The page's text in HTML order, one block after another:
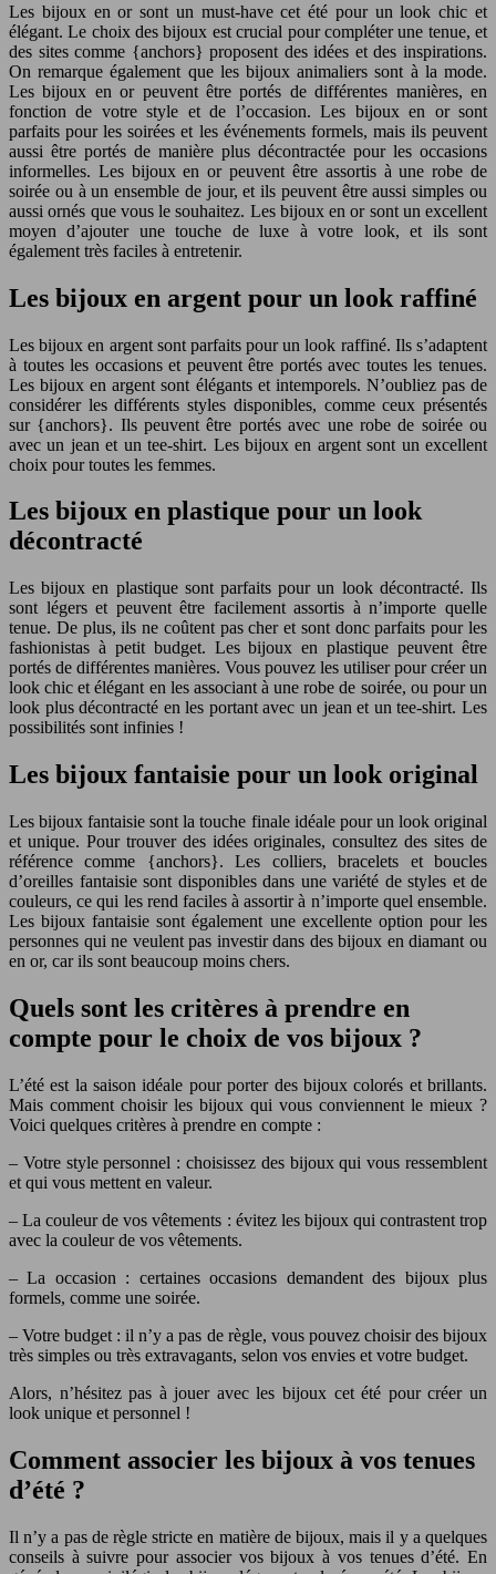
Les bijoux en or sont un must-have cet été pour un look chic et
élégant. Le choix des bijoux est crucial pour compléter une tenue, et
des sites comme {anchors} proposent des idées et des inspirations.
On remarque également que les bijoux animaliers sont à la mode.
Les bijoux en or peuvent être portés de différentes manières, en
fonction de votre style et de l’occasion. Les bijoux en or sont
parfaits pour les soirées et les événements formels, mais ils peuvent
aussi être portés de manière plus décontractée pour les occasions
informelles. Les bijoux en or peuvent être assortis à une robe de
soirée ou à un ensemble de jour, et ils peuvent être aussi simples ou
aussi ornés que vous le souhaitez. Les bijoux en or sont un excellent
moyen d’ajouter une touche de luxe à votre look, et ils sont
également très faciles à entretenir.
Les bijoux en argent pour un look raffiné
Les bijoux en argent sont parfaits pour un look raffiné. Ils s’adaptent
à toutes les occasions et peuvent être portés avec toutes les tenues.
Les bijoux en argent sont élégants et intemporels. N’oubliez pas de
considérer les différents styles disponibles, comme ceux présentés
sur {anchors}. Ils peuvent être portés avec une robe de soirée ou
avec un jean et un tee-shirt. Les bijoux en argent sont un excellent
choix pour toutes les femmes.
Les bijoux en plastique pour un look
décontracté
Les bijoux en plastique sont parfaits pour un look décontracté. Ils
sont légers et peuvent être facilement assortis à n’importe quelle
tenue. De plus, ils ne coûtent pas cher et sont donc parfaits pour les
fashionistas à petit budget. Les bijoux en plastique peuvent être
portés de différentes manières. Vous pouvez les utiliser pour créer un
look chic et élégant en les associant à une robe de soirée, ou pour un
look plus décontracté en les portant avec un jean et un tee-shirt. Les
possibilités sont infinies !
Les bijoux fantaisie pour un look original
Les bijoux fantaisie sont la touche finale idéale pour un look original
et unique. Pour trouver des idées originales, consultez des sites de
référence comme {anchors}. Les colliers, bracelets et boucles
d’oreilles fantaisie sont disponibles dans une variété de styles et de
couleurs, ce qui les rend faciles à assortir à n’importe quel ensemble.
Les bijoux fantaisie sont également une excellente option pour les
personnes qui ne veulent pas investir dans des bijoux en diamant ou
en or, car ils sont beaucoup moins chers.
Quels sont les critères à prendre en
compte pour le choix de vos bijoux ?
L’été est la saison idéale pour porter des bijoux colorés et brillants.
Mais comment choisir les bijoux qui vous conviennent le mieux ?
Voici quelques critères à prendre en compte :
– Votre style personnel : choisissez des bijoux qui vous ressemblent
et qui vous mettent en valeur.
– La couleur de vos vêtements : évitez les bijoux qui contrastent trop
avec la couleur de vos vêtements.
– La occasion : certaines occasions demandent des bijoux plus
formels, comme une soirée.
– Votre budget : il n’y a pas de règle, vous pouvez choisir des bijoux
très simples ou très extravagants, selon vos envies et votre budget.
Alors, n’hésitez pas à jouer avec les bijoux cet été pour créer un
look unique et personnel !
Comment associer les bijoux à vos tenues
d’été ?
Il n’y a pas de règle stricte en matière de bijoux, mais il y a quelques
conseils à suivre pour associer vos bijoux à vos tenues d’été. En